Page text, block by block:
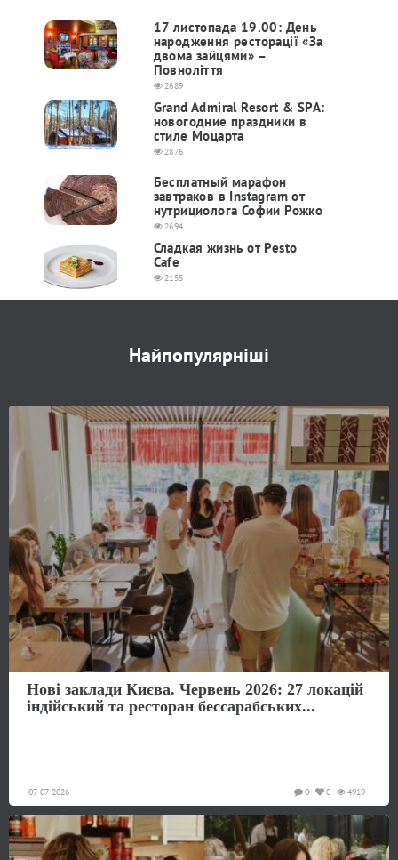
17 листопада 19.00: День
народження ресторації «За
двома зайцями» –
Повноліття
2689
Grand Admiral Resort & SPA:
новогодние праздники в
стиле Моцарта
2876
Бесплатный марафон
завтраков в Instagram от
нутрициолога Софии Рожко
2694
Сладкая жизнь от Pesto
Cafe
2155
Найпопулярніші
Нові заклади Києва. Червень 2026: 27 локацій
індійський та ресторан бессарабських...
07-07-2026 4919
0
0